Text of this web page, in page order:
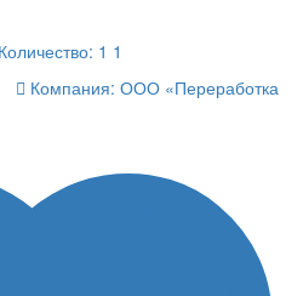
Количество: 1 1
Компания: ООО «Переработка